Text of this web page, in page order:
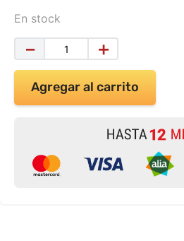
En stock
＋
－
Agregar al carrito